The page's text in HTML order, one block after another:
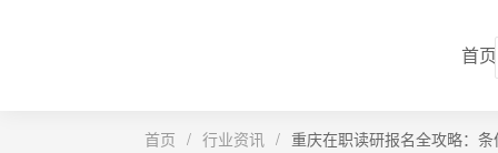
首页
首页 / 行业资讯 / 重庆在职读研报名全攻略：